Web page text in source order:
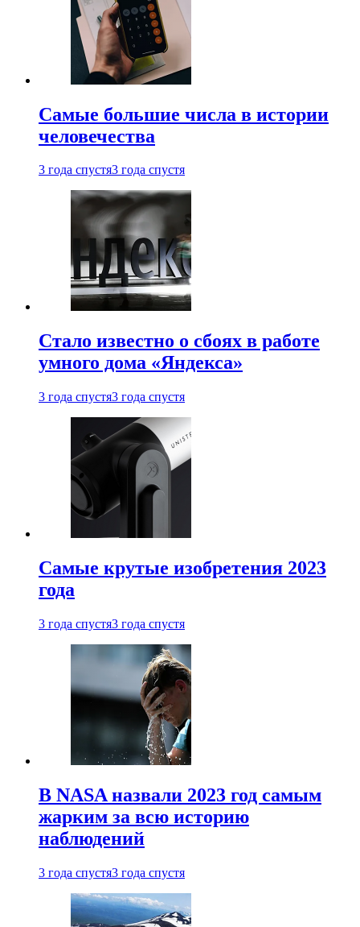
Самые большие числа в истории
человечества
3 года спустя3 года спустя
Стало известно о сбоях в работе
умного дома «Яндекса»
3 года спустя3 года спустя
Самые крутые изобретения 2023
года
3 года спустя3 года спустя
В NASA назвали 2023 год самым
жарким за всю историю
наблюдений
3 года спустя3 года спустя